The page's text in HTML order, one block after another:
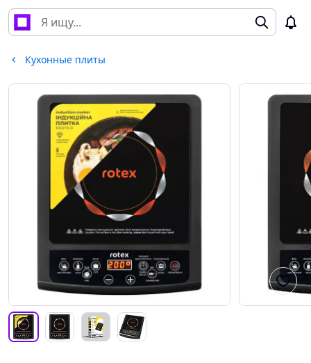
Кухонные плиты